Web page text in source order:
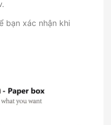
bạn xác nhận khi